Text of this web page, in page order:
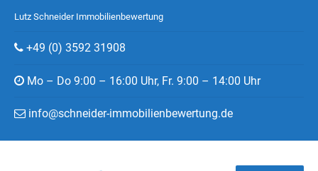
Lutz Schneider Immobilienbewertung
+49 (0) 3592 31908
Mo – Do 9:00 – 16:00 Uhr, Fr. 9:00 – 14:00 Uhr
info@schneider-immobilienbewertung.de